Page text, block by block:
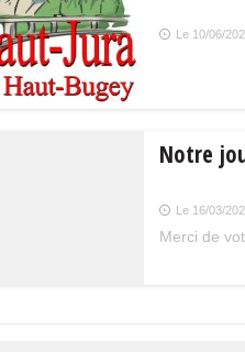
Le 10/06/
Notre
Le 16/03/
Merci de